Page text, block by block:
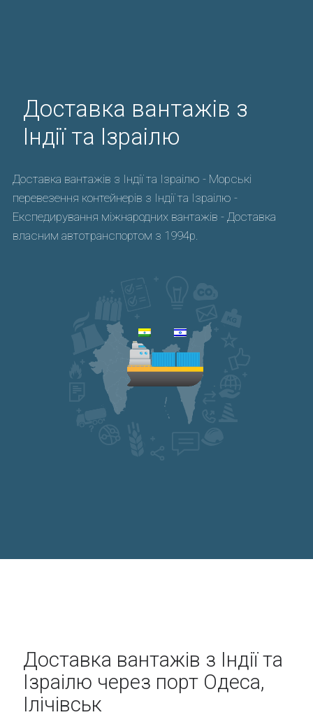
Доставка вантажів з
Індії та Ізраілю
Доставка вантажів з Індії та Ізраілю - Морські
перевезення контейнерів з Індії та Ізраілю -
Експедирування міжнародних вантажів - Доставка
власним автотранспортом з 1994р.
Доставка вантажів з Індії та
Ізраілю через порт Одеса,
Ілічівськ